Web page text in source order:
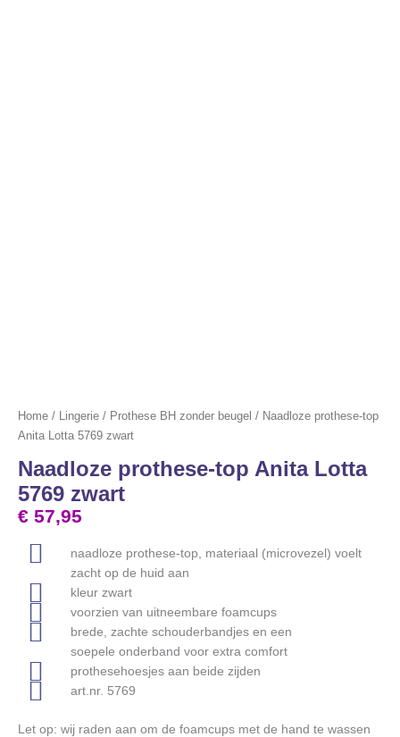
Home / Lingerie / Prothese BH zonder beugel / Naadloze prothese-top
Anita Lotta 5769 zwart
Naadloze prothese-top Anita Lotta
5769 zwart
€ 57,95
naadloze prothese-top, materiaal (microvezel) voelt
zacht op de huid aan
kleur zwart
voorzien van uitneembare foamcups
brede, zachte schouderbandjes en een
soepele onderband voor extra comfort
prothesehoesjes aan beide zijden
art.nr. 5769
Let op: wij raden aan om de foamcups met de hand te wassen